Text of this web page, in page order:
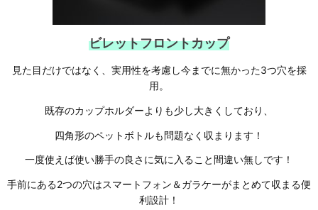
ビレットフロントカップ
見た目だけではなく、実用性を考慮し今までに無かった3つ穴を採
用。
既存のカップホルダーよりも少し大きくしており、
四角形のペットボトルも問題なく収まります！
一度使えば使い勝手の良さに気に入ること間違い無しです！
手前にある2つの穴はスマートフォン＆ガラケーがまとめて収まる便
利設計！